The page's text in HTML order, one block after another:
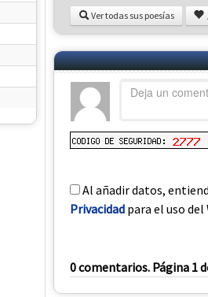
Ver todas sus poesías
Al añadir datos,
Privacidad para el uso del
0 comentarios. Página 1